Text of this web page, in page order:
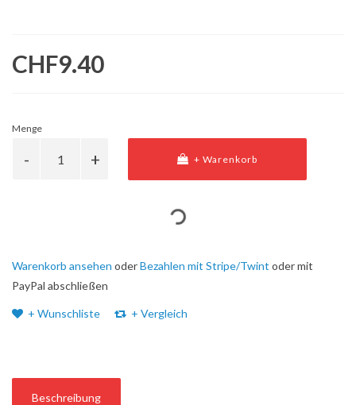
CHF9.40
Menge
+ Warenkorb
Warenkorb ansehen oderBezahlen mit Stripe/Twint oder mit
PayPal abschließen
+ Wunschliste + Vergleich
Beschreibung